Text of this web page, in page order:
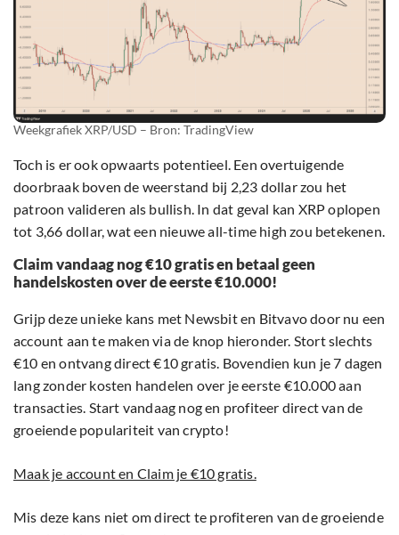
Weekgrafiek XRP/USD – Bron: TradingView
Toch is er ook opwaarts potentieel. Een overtuigende
doorbraak boven de weerstand bij 2,23 dollar zou het
patroon valideren als bullish. In dat geval kan XRP oplopen
tot 3,66 dollar, wat een nieuwe all-time high zou betekenen.
Claim vandaag nog €10 gratis en betaal geen
handelskosten over de eerste €10.000!
Grijp deze unieke kans met Newsbit en Bitvavo door nu een
account aan te maken via de knop hieronder. Stort slechts
€10 en ontvang direct €10 gratis. Bovendien kun je 7 dagen
lang zonder kosten handelen over je eerste €10.000 aan
transacties. Start vandaag nog en profiteer direct van de
groeiende populariteit van crypto!
Maak je account en Claim je €10 gratis.
Mis deze kans niet om direct te profiteren van de groeiende